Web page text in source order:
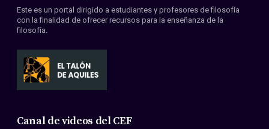
Convenios
Este es un portal dirigido a estudiantes y profesores de filosofía
con la finalidad de ofrecer recursos para la enseñanza de la
filosofía.
Canal de videos del CEF